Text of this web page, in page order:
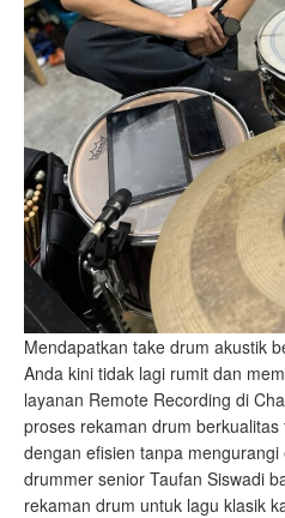
Mendapatkan take drum akustik
Anda kini tidak lagi rumit dan
layanan Remote Recording di
proses rekaman drum
dengan efisien tanpa
drummer senior Taufan Siswadi
rekaman drum untuk lagu klasik